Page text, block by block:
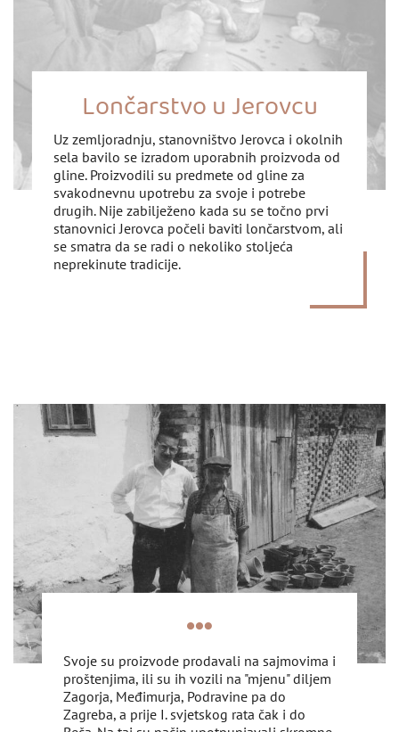
Lončarstvo u Jerovcu
Uz zemljoradnju, stanovništvo Jerovca i okolnih
sela bavilo se izradom uporabnih proizvoda od
gline. Proizvodili su predmete od gline za
svakodnevnu upotrebu za svoje i potrebe
drugih. Nije zabilježeno kada su se točno prvi
stanovnici Jerovca počeli baviti lončarstvom, ali
se smatra da se radi o nekoliko stoljeća
neprekinute tradicije.
Svoje su proizvode prodavali na sajmovima i
proštenjima, ili su ih vozili na "mjenu" diljem
Zagorja, Međimurja, Podravine pa do
Zagreba, a prije I. svjetskog rata čak i do